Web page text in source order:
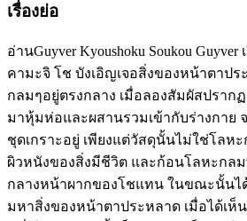
เรื่องย่อ
อ่านGuyver Kyoushoku Soukou
คามะจิ โช บังเอิญเจอสิ่งของหน้าตาป
กลมๆอยู่ตรงกลาง เมื่อลองสัมผัสปราก
มาหุ้มห่อและผสานรวมเข้ากับร่างกาย
ชุดเกราะอยู่ เพียงแต่วัสดุนั้นไม่ใช่โล
ผิวหนังของสิ่งมีชีวิต และก้อนโลหะกล
กลางหน้าผากของโชแทน ในขณะนั้นไ
มหาสิ่งของหน้าตาประหลาด เมื่อได้เห็